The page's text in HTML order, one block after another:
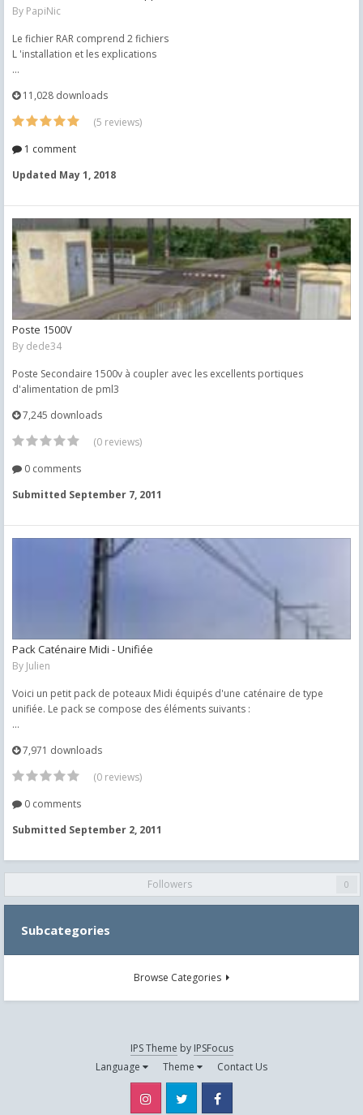
By PapiNic
Le fichier RAR comprend 2 fichiers
L 'installation et les explications
...
11,028 downloads
(5 reviews)
1 comment
Updated May 1, 2018
Poste 1500V
By dede34
Poste Secondaire 1500v à coupler avec les excellents portiques
d'alimentation de pml3
7,245 downloads
(0 reviews)
0 comments
Submitted September 7, 2011
Pack Caténaire Midi - Unifiée
By Julien
Voici un petit pack de poteaux Midi équipés d'une caténaire de type
unifiée. Le pack se compose des éléments suivants :
...
7,971 downloads
(0 reviews)
0 comments
Submitted September 2, 2011
Followers 0
Subcategories
Browse Categories
IPS Theme by IPSFocus
Language
Theme Contact Us
Instagram Twitter